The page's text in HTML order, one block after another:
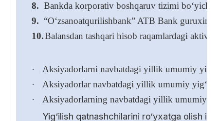
8. Bankda korporativ boshqaruv tizimi
9. “O‘zsanoatqurilishbank” ATB Bank
10.Balansdan tashqari hisob raqamlardagi
·
Aksiyadorlarni navbatdagi yillik umumiy
·
Aksiyadorlar navbatdagi yillik umumiy
·
Aksiyadorlarning navbatdagi yillik umumiy
Yig‘ilish qatnashchilarini ro‘yxatga olish